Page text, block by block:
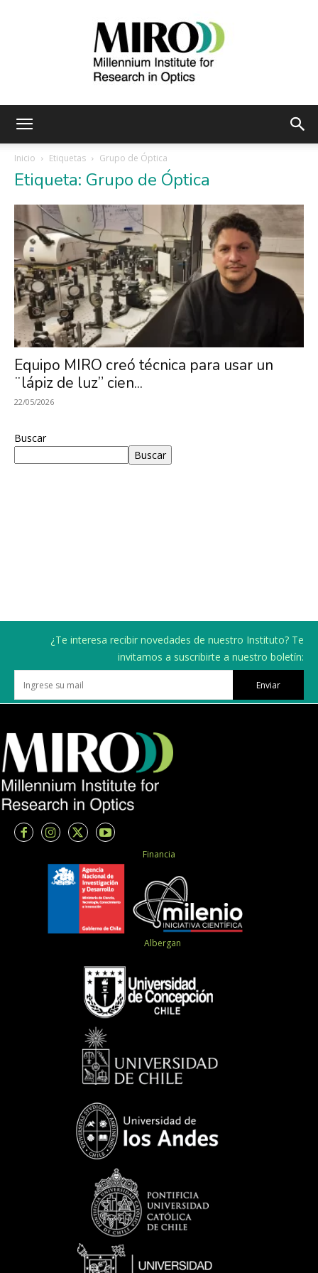
Investigación
Óptica,
Inicio Etiquetas Grupo de Óptica
Etiqueta: Grupo de Óptica
Equipo MIRO creó técnica para usar un
¨lápiz de luz” cien...
22/05/2026
Buscar
Buscar
¿Te interesa recibir novedades de nuestro Instituto? Te
invitamos a suscribirte a nuestro boletín:
Enviar
Financia
Albergan